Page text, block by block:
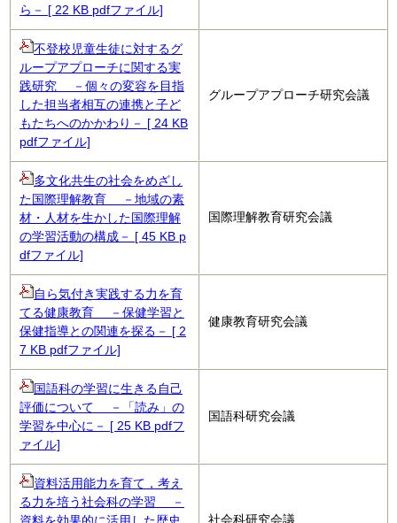
ら－ [ 22 KB pdfファイル]
不登校児童生徒に対するグ
ループアプローチに関する実
践研究 －個々の変容を目指
した担当者相互の連携と子ど
もたちへのかかわり－ [ 24 KB
pdfファイル]
グループアプローチ研究会議
多文化共生の社会をめざし
た国際理解教育 －地域の素
材・人材を生かした国際理解
の学習活動の構成－ [ 45 KB p
dfファイル]
国際理解教育研究会議
自ら気付き実践する力を育
てる健康教育 －保健学習と
保健指導との関連を探る－ [ 2
7 KB pdfファイル]
健康教育研究会議
国語科の学習に生きる自己
評価について －「読み」の
学習を中心に－ [ 25 KB pdfフ
ァイル]
国語科研究会議
資料活用能力を育て，考え
る力を培う社会科の学習 －
社会科研究会議